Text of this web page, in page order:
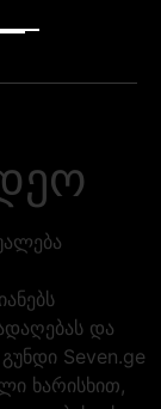
და
Seven.ge
ხარისხით,